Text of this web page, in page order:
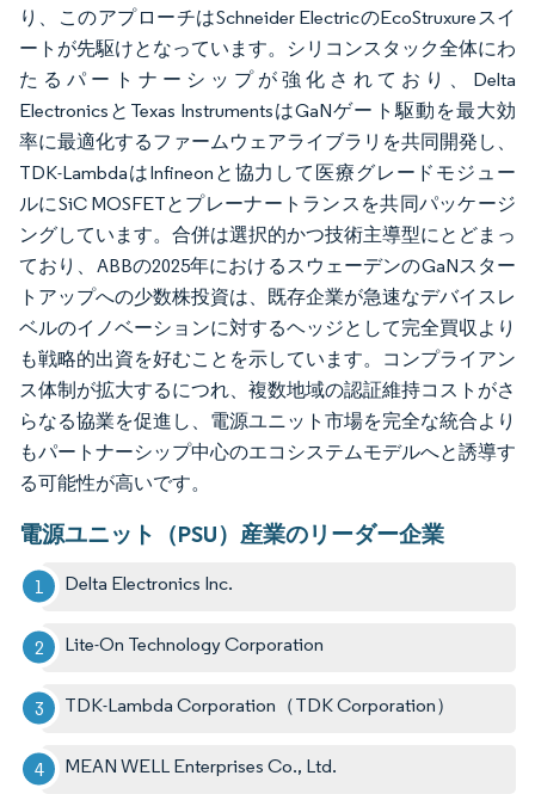
り、このアプローチはSchneider ElectricのEcoStruxureスイ
ートが先駆けとなっています。シリコンスタック全体にわ
たるパートナーシップが強化されており、Delta
ElectronicsとTexas InstrumentsはGaNゲート駆動を最大効
率に最適化するファームウェアライブラリを共同開発し、
TDK-LambdaはInfineonと協力して医療グレードモジュー
ルにSiC MOSFETとプレーナートランスを共同パッケージ
ングしています。合併は選択的かつ技術主導型にとどまっ
ており、ABBの2025年におけるスウェーデンのGaNスター
トアップへの少数株投資は、既存企業が急速なデバイスレ
ベルのイノベーションに対するヘッジとして完全買収より
も戦略的出資を好むことを示しています。コンプライアン
ス体制が拡大するにつれ、複数地域の認証維持コストがさ
らなる協業を促進し、電源ユニット市場を完全な統合より
もパートナーシップ中心のエコシステムモデルへと誘導す
る可能性が高いです。
電源ユニット（PSU）産業のリーダー企業
Delta Electronics Inc.
Lite-On Technology Corporation
TDK-Lambda Corporation（TDK Corporation）
MEAN WELL Enterprises Co., Ltd.